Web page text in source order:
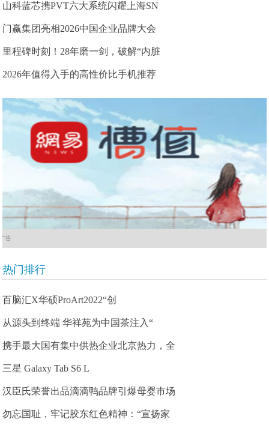
山科蓝芯携PVT六大系统闪耀上海SN
门赢集团亮相2026中国企业品牌大会
里程碑时刻！28年磨一剑，破解“内脏
2026年值得入手的高性价比手机推荐
广告
热门排行
百脑汇X华硕ProArt2022“创
从源头到终端 华祥苑为中国茶注入“
携手最大国有集中供热企业北京热力，全
三星 Galaxy Tab S6 L
汉臣氏荣誉出品滴滴鸭品牌引爆母婴市场
勿忘国耻，牢记胶东红色精神：“宣扬家